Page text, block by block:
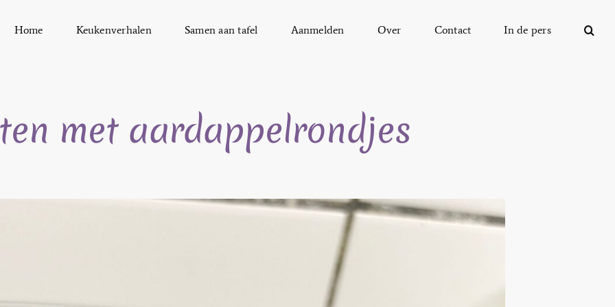
Home Keukenverhalen Samen aan tafel Aanmelden Over Contact In de pers
met aardappelrondjes